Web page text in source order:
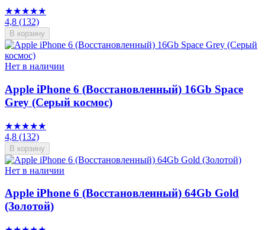
★★★★★
4,8 (132)
В корзину
Нет в наличии
Apple iPhone 6 (Восстановленный) 16Gb Space
Grey (Серый космос)
★★★★★
4,8 (132)
В корзину
Нет в наличии
Apple iPhone 6 (Восстановленный) 64Gb Gold
(Золотой)